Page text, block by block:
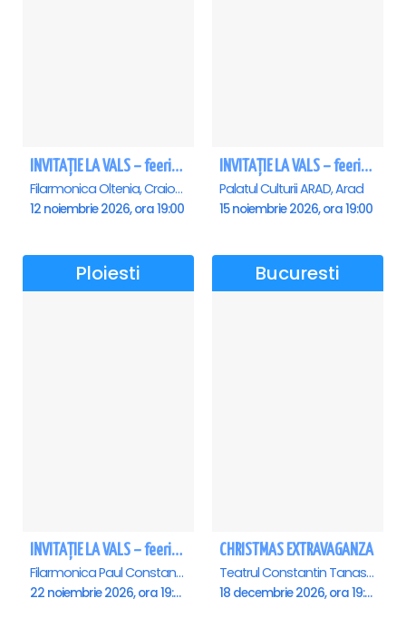
INVITAȚIE LA VALS – feerie de bal în paşi de dans - Craiova
Filarmonica Oltenia, Craiova
12 noiembrie 2026, ora 19:00
INVITAȚIE LA VALS – feerie de bal în paşi de dans - Arad
Palatul Culturii ARAD, Arad
15 noiembrie 2026, ora 19:00
Ploiesti
INVITAȚIE LA VALS – feerie de bal în paşi de dans - Ploiesti
Filarmonica Paul Constantinescu, Ploiesti
22 noiembrie 2026, ora 19:00
Bucuresti
CHRISTMAS EXTRAVAGANZA
Teatrul Constantin Tanase - Sala Savoy, Bucuresti
18 decembrie 2026, ora 19:00